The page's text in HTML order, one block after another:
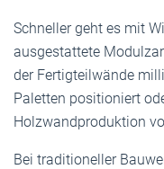
Schneller geht es mit
ausgestattete
der Fertigteilwände
Paletten positioniert
Holzwandproduktion
Bei traditioneller